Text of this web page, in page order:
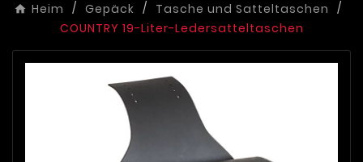
Heim Gepäck
Tasche und Satteltaschen
COUNTRY 19-Liter-Ledersatteltaschen